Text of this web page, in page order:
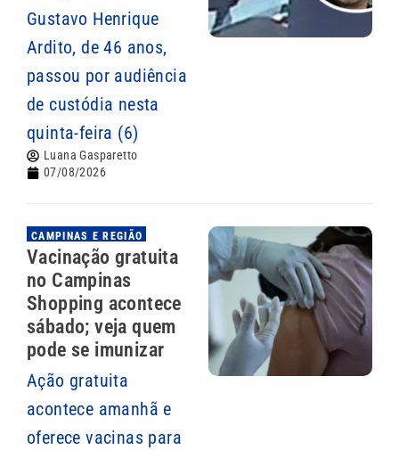
Gustavo Henrique
Ardito, de 46 anos,
passou por audiência
de custódia nesta
quinta-feira (6)
Luana Gasparetto
07/08/2026
CAMPINAS E REGIÃO
Vacinação gratuita
no Campinas
Shopping acontece
sábado; veja quem
pode se imunizar
Ação gratuita
acontece amanhã e
oferece vacinas para